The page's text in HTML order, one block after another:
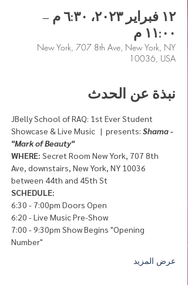
١٢ فبراير ٢٠٢٣، ٦:٣٠ م –
١١:٠٠ م
New York, 707 8th Ave, New York, NY
10036, USA
نبذة عن الحدث
JBelly School of RAQ: 1st Ever Student
Showcase & Live Music   |  presents: Shama -
"Mark of Beauty"
WHERE: Secret Room New York, 707 8th
Ave, downstairs, New York, NY 10036
between 44th and 45th St
SCHEDULE:
6:30 - 7:00pm Doors Open
6:20 - Live Music Pre-Show
7:00 - 9:30pm Show Begins "Opening
Number"
عرض المزيد